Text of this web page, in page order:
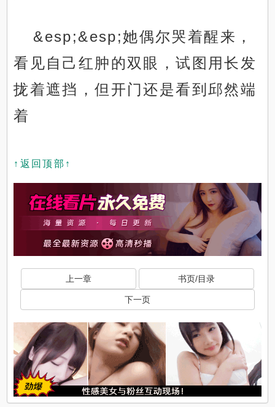
&esp;&esp;她偶尔哭着醒来，
看见自己红肿的双眼，试图用长发
拢着遮挡，但开门还是看到邱然端
着
↑返回顶部↑
上一章 书页/目录
下一页